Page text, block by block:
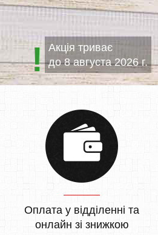
Акція триває
до8 августа 2026 г.
Оплата у відділенні та
онлайн зі знижкою